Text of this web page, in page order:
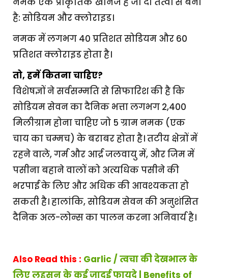
है: सोडियम और क्लोराइड।
नमक में लगभग 40 प्रतिशत सोडियम और 60
प्रतिशत क्लोराइड होता है।
तो, हमें कितना चाहिए?
विशेषज्ञों ने सर्वसम्मति से सिफारिश की है कि
सोडियम सेवन का दैनिक भत्ता लगभग 2,400
मिलीग्राम होना चाहिए जो 5 ग्राम नमक (एक
चाय का चम्मच) के बराबर होता है। तटीय क्षेत्रों में
रहने वाले, गर्म और आर्द्र जलवायु में, और जिम में
पसीना बहाने वालों को अत्यधिक पसीने की
भरपाई के लिए और अधिक की आवश्यकता हो
सकती है। हालांकि, सोडियम सेवन की अनुशंसित
दैनिक अल-लोन्स का पालन करना अनिवार्य है।
Also Read this : Garlic / त्वचा की देखभाल के
लिए लहसुन के कई जादुई फायदे | Benefits of